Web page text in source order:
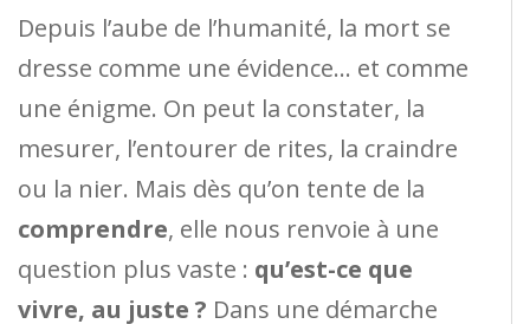
Depuis l’aube de l’humanité, la mort se
dresse comme une évidence… et comme
une énigme. On peut la constater, la
mesurer, l’entourer de rites, la craindre
ou la nier. Mais dès qu’on tente de la
comprendre, elle nous renvoie à une
question plus vaste : qu’est-ce que
vivre, au juste ? Dans une démarche